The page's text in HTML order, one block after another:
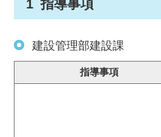
1 指導事項
建設管理部建設課
指導事項